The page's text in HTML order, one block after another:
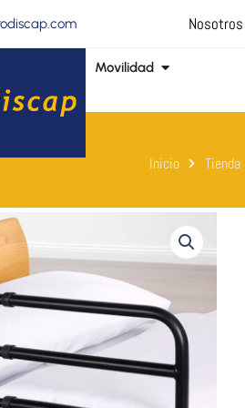
Nosotros
Movilidad Abrir Movilidad
Inicio Tienda